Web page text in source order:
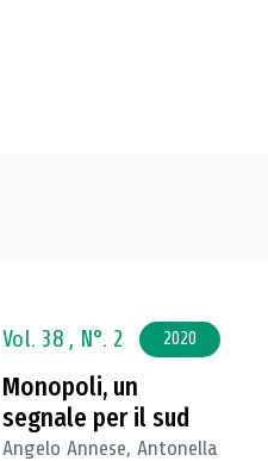
Vol. 38 , N°. 2 2020
Monopoli, un
segnale per il sud
Angelo Annese, Antonella